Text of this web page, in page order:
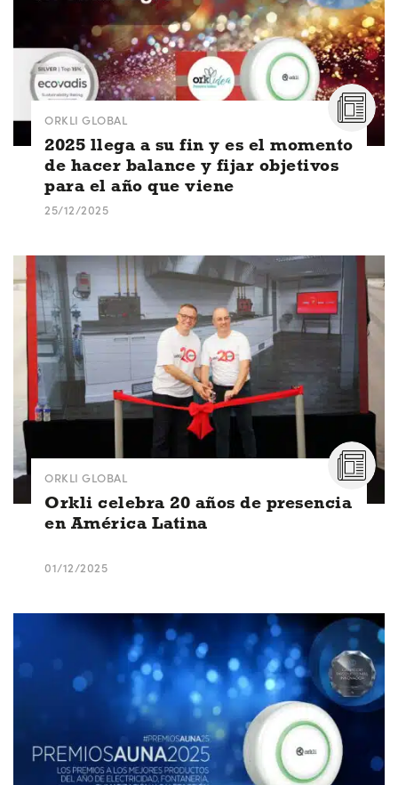
ORKLI GLOBAL
2025 llega a su fin y es el momento
de hacer balance y fijar objetivos
para el año que viene
25/12/2025
ORKLI GLOBAL
Orkli celebra 20 años de presencia
en América Latina
01/12/2025